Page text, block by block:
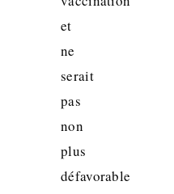
et
ne
serait
pas
non
plus
défavorable